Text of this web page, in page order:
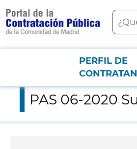
contenido
principal
Menú PCON
PERFIL DE
PAS 06-2020 Suministro de
PAS 06-2020